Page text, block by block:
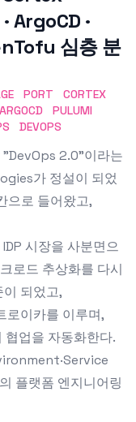
ArgoCD ·
심층 분
PORT
CORTEX
ARGOCD
PULUMI
DEVOPS
2.0"이라는
가 정설이 되었
으로 들어왔고,
시장을 사분면으
로드 추상화를 다시
이 되었고,
로이카를 이루며,
업을 자동화한다.
플랫폼 엔지니어링